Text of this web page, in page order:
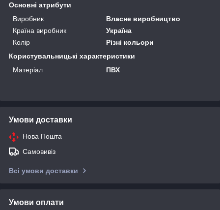
Основні атрибути
Виробник
Власне виробництво
Країна виробник
Україна
Колір
Різні кольори
Користувальницькі характеристики
Матеріал
ПВХ
Умови доставки
Нова Пошта
Самовивіз
Всі умови доставки
Умови оплати